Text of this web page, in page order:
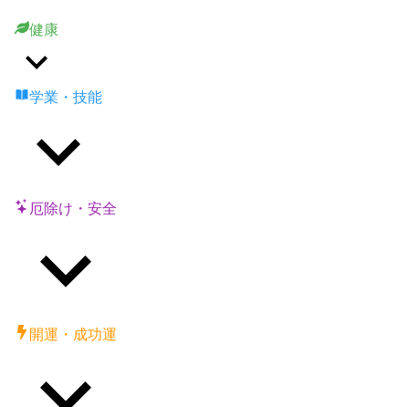
健康
学業・技能
厄除け・安全
開運・成功運